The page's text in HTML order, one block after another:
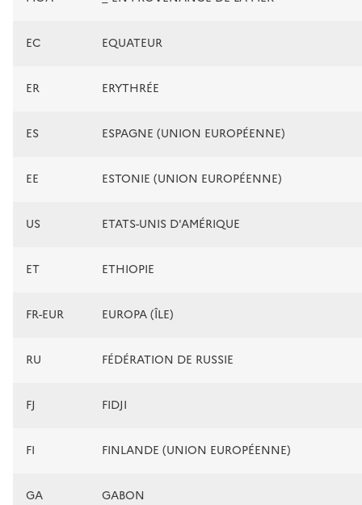
EC EQUATEUR
ER ERYTHRÉE
ES ESPAGNE (UNION EUROPÉENNE)
EE ESTONIE (UNION EUROPÉENNE)
US ETATS-UNIS D'AMÉRIQUE
ET ETHIOPIE
FR-EUR EUROPA (ÎLE)
RU FÉDÉRATION DE RUSSIE
FJ FIDJI
FI FINLANDE (UNION EUROPÉENNE)
GA GABON